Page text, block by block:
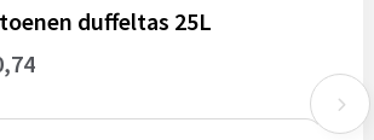
duffeltas 25L